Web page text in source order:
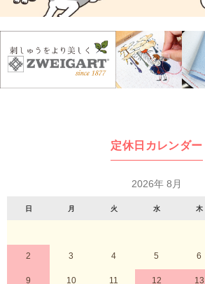
定休日カレンダー
2026年 8月
日 月 火 水 木
2 3 4 5 6
9 10 11 12 13